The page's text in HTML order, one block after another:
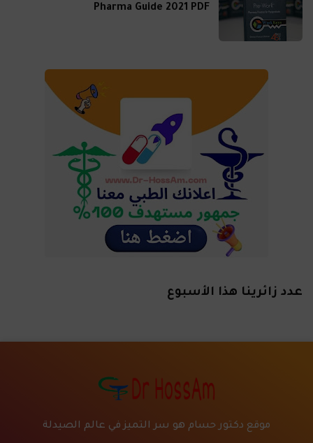
Pharma Guide 2021 PDF
عدد زائرينا هذا الأسبوع
موقع دكتور حسام هو سر التميز في عالم الصيدلة